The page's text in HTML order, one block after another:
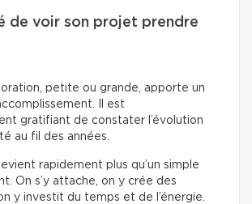
de voir son projet prendre
petite ou grande, apporte un
Il est
gratifiant de constater l’évolution
au fil des années.
rapidement plus qu’un simple
On s’y attache, on y crée des
y investit du temps et de l’énergie.